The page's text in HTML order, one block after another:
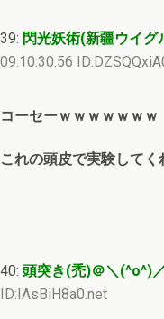
39: 閃光妖術(新疆ウイ
09:10:30.56
コーセーｗｗｗｗｗｗｗ
これの頭皮で実験してく
40: 頭突き(禿)＠＼(^o^)
ID:IAsBiH8a0.net